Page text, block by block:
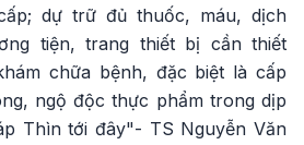
dự trữ đủ thuốc, máu, dịch
tiện, trang thiết bị cần thiết
chữa bệnh, đặc biệt là cấp
ngộ độc thực phẩm trong dịp
Thìn tới đây"- TS Nguyễn Văn